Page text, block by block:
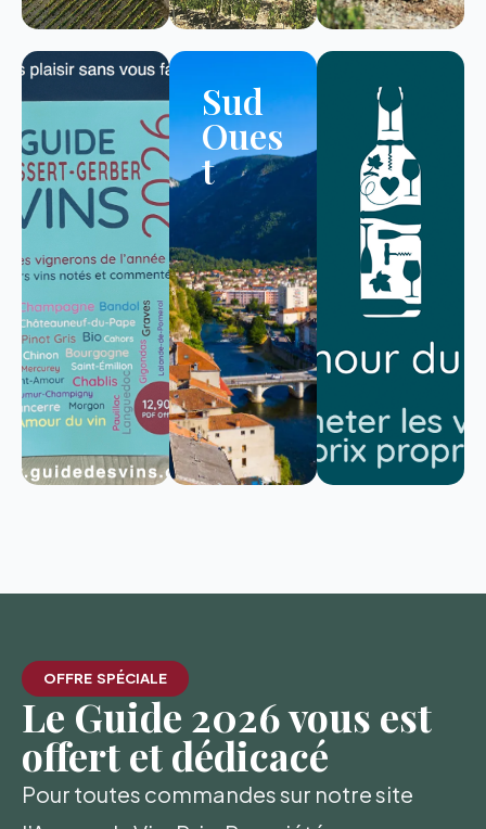
Sud
Oues
t
OFFRE SPÉCIALE
Le Guide 2026 vous est
offert et dédicacé
Pour toutes commandes sur notre site